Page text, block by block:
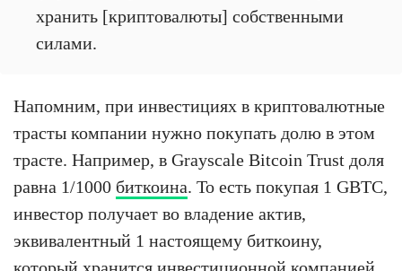
хранить [криптовалюты] собственными
силами.
Напомним, при инвестициях в криптовалютные
трасты компании нужно покупать долю в этом
трасте. Например, в Grayscale Bitcoin Trust доля
равна 1/1000 биткоина. То есть покупая 1 GBTC,
инвестор получает во владение актив,
эквивалентный 1 настоящему биткоину,
который хранится инвестиционной компанией.